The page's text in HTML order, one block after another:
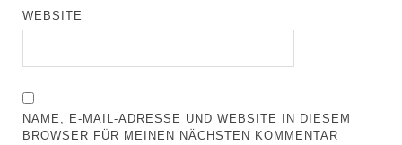
WEBSITE
NAME, E-MAIL-ADRESSE UND WEBSITE IN DIESEM
BROWSER FÜR MEINEN NÄCHSTEN KOMMENTAR